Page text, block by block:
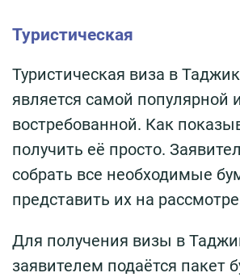
Туристическая
Туристическая виза в
является самой популярной и
востребованной. Как
получить её просто.
собрать все необходимые
представить их на
Для получения визы в
заявителем подаётся пакет